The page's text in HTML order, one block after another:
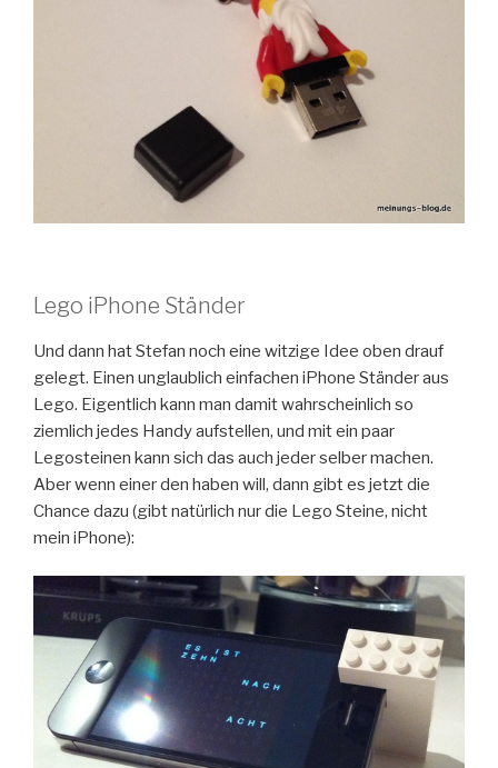
Lego iPhone Ständer
Und dann hat Stefan noch eine witzige Idee oben drauf
gelegt. Einen unglaublich einfachen iPhone Ständer aus
Lego. Eigentlich kann man damit wahrscheinlich so
ziemlich jedes Handy aufstellen, und mit ein paar
Legosteinen kann sich das auch jeder selber machen.
Aber wenn einer den haben will, dann gibt es jetzt die
Chance dazu (gibt natürlich nur die Lego Steine, nicht
mein iPhone):